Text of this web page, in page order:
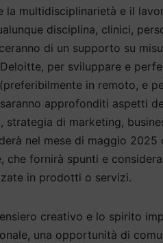
la multidisciplinarietà e il
disciplina, clinici,
di un supporto su
per sviluppare e
in remoto, e
approfonditi aspetti
di marketing,
nel mese di maggio
che fornirà spunti e
in prodotti o servizi.
creativo e lo spirito
una opportunità di